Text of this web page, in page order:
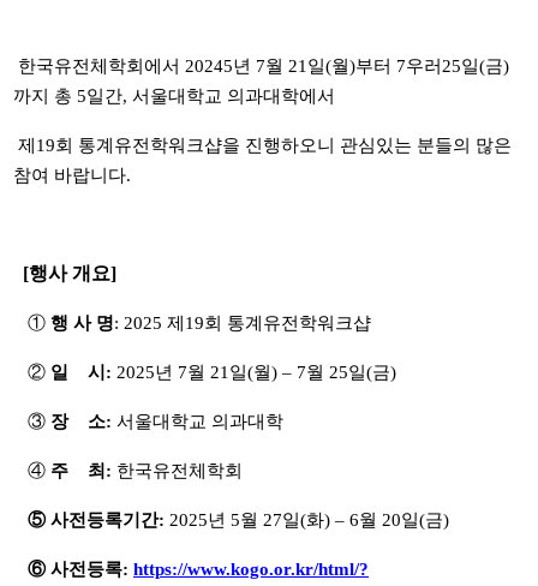
한국유전체학회에서 20245년 7월 21일(월)부터 7우러25일(금)
까지 총 5일간, 서울대학교 의과대학에서
제19회 통계유전학워크샵을 진행하오니 관심있는 분들의 많은
참여 바랍니다.
[행사 개요]
① 행 사 명: 2025 제19회 통계유전학워크샵
② 일 시: 2025년 7월 21일(월) – 7월 25일(금)
③ 장 소: 서울대학교 의과대학
④ 주 최: 한국유전체학회
⑤ 사전등록기간: 2025년 5월 27일(화) – 6월 20일(금)
⑥ 사전등록: https://www.kogo.or.kr/html/?